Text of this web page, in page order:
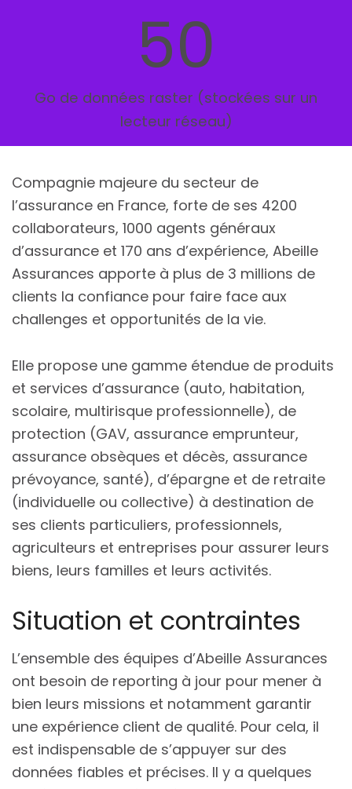
50
Go de données raster (stockées sur un
lecteur réseau)
Compagnie majeure du secteur de
l’assurance en France, forte de ses 4200
collaborateurs, 1000 agents généraux
d’assurance et 170 ans d’expérience, Abeille
Assurances apporte à plus de 3 millions de
clients la confiance pour faire face aux
challenges et opportunités de la vie.
Elle propose une gamme étendue de produits
et services d’assurance (auto, habitation,
scolaire, multirisque professionnelle), de
protection (GAV, assurance emprunteur,
assurance obsèques et décès, assurance
prévoyance, santé), d’épargne et de retraite
(individuelle ou collective) à destination de
ses clients particuliers, professionnels,
agriculteurs et entreprises pour assurer leurs
biens, leurs familles et leurs activités.
Situation et contraintes
L’ensemble des équipes d’Abeille Assurances
ont besoin de reporting à jour pour mener à
bien leurs missions et notamment garantir
une expérience client de qualité. Pour cela, il
est indispensable de s’appuyer sur des
données fiables et précises. Il y a quelques